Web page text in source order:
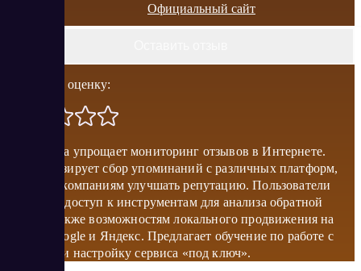
Официальный сайт
Поставить оценку:
Платформа упрощает мониторинг отзывов в Интернете.
Автоматизирует сбор упоминаний с различных платформ,
помогает компаниям улучшать репутацию. Пользователи
получают доступ к инструментам для анализа обратной
связи, а также возможностям локального продвижения на
картах Google и Яндекс. Предлагает обучение по работе с
системой и настройку сервиса «под ключ».